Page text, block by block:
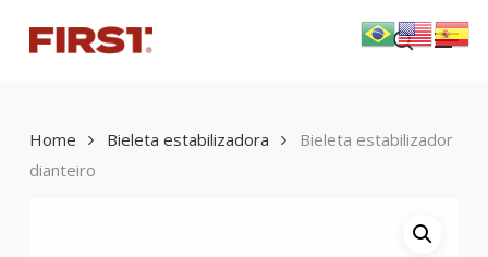
main
search
Menu
Home Bieleta estabilizadora
Bieleta estabilizador
dianteiro